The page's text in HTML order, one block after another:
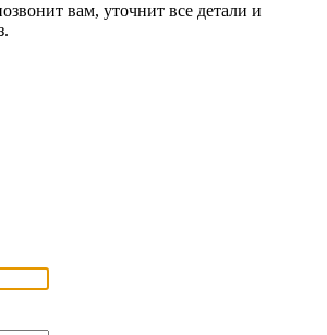
вам, уточнит все детали и